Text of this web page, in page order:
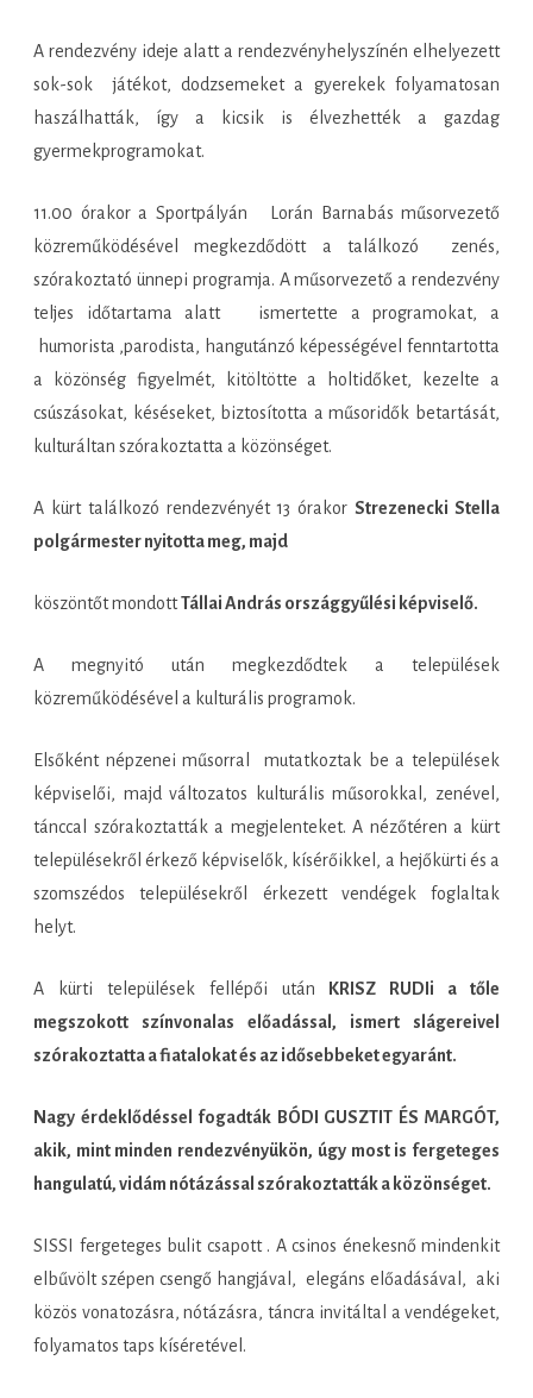
A rendezvény ideje alatt a rendezvényhelyszínén elhelyezett
sok-sok játékot, dodzsemeket a gyerekek folyamatosan
haszálhatták, így a kicsik is élvezhették a gazdag
gyermekprogramokat.
11.00 órakor a Sportpályán Lorán Barnabás műsorvezető
közreműködésével megkezdődött a találkozó zenés,
szórakoztató ünnepi programja. A műsorvezető a rendezvény
teljes időtartama alatt ismertette a programokat, a
humorista ,parodista, hangutánzó képességével fenntartotta
a közönség figyelmét, kitöltötte a holtidőket, kezelte a
csúszásokat, késéseket, biztosította a műsoridők betartását,
kulturáltan szórakoztatta a közönséget.
A kürt találkozó rendezvényét 13 órakorStrezenecki Stella
polgármester nyitotta meg, majd
köszöntőt mondottTállai András országgyűlési képviselő.
A megnyitó után megkezdődtek a települések
közreműködésével a kulturális programok.
Elsőként népzenei műsorral mutatkoztak be a települések
képviselői, majd változatos kulturális műsorokkal, zenével,
tánccal szórakoztatták a megjelenteket. A nézőtéren a kürt
településekről érkező képviselők, kísérőikkel, a hejőkürti és a
szomszédos településekről érkezett vendégek foglaltak
helyt.
A kürti települések fellépői után KRISZ RUDIi a tőle
megszokott színvonalas előadással, ismert slágereivel
szórakoztatta a fiatalokat és az idősebbeket egyaránt.
Nagy érdeklődéssel fogadták BÓDI GUSZTIT ÉS MARGÓT,
akik, mint minden rendezvényükön, úgy most is fergeteges
hangulatú, vidám nótázással szórakoztatták a közönséget.
SISSI fergeteges bulit csapott . A csinos énekesnő mindenkit
elbűvölt szépen csengő hangjával, elegáns előadásával, aki
közös vonatozásra, nótázásra, táncra invitáltal a vendégeket,
folyamatos taps kíséretével.